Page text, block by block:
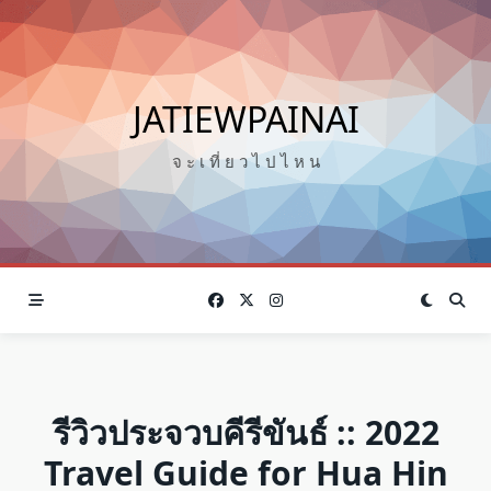
Skip
to
content
JATIEWPAINAI
จ ะ เ ที่ ย ว ไ ป ไ ห น
รีวิวประจวบคีรีขันธ์ :: 2022
Travel Guide for Hua Hin